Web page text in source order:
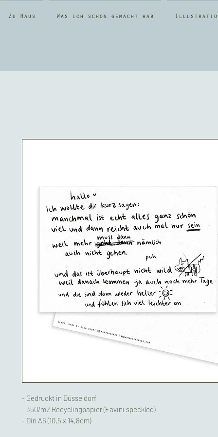
Zu Haus Was ich schon gemacht hab
- Gedruckt in Düsseldorf
- 350/m2 Recyclingpapier (Favini speckled)
- Din A6 (10,5 x 14,8cm)